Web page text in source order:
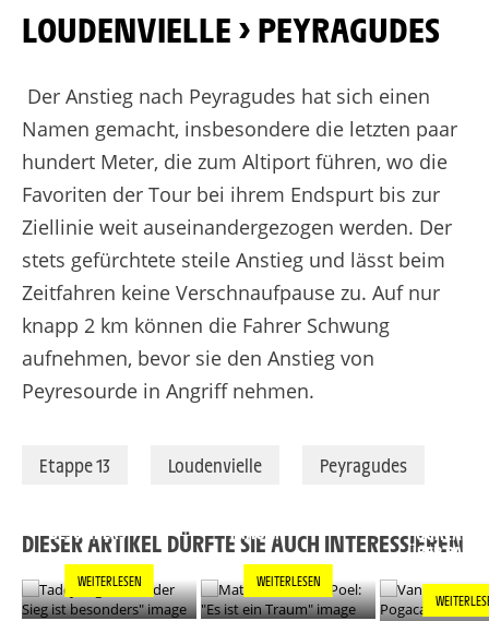
LOUDENVIELLE > PEYRAGUDES
Der Anstieg nach Peyragudes hat sich einen
Namen gemacht, insbesondere die letzten paar
hundert Meter, die zum Altiport führen, wo die
Favoriten der Tour bei ihrem Endspurt bis zur
Ziellinie weit auseinandergezogen werden. Der
stets gefürchtete steile Anstieg und lässt beim
Zeitfahren keine Verschnaufpause zu. Auf nur
knapp 2 km können die Fahrer Schwung
aufnehmen, bevor sie den Anstieg von
Peyresourde in Angriff nehmen.
Etappe 13 Loudenvielle Peyragudes
DIESER ARTIKEL DÜRFTE SIE AUCH INTERESSIEREN
BESONDERS"
WEITERLESEN
TRAUM"
WEITERLESEN
POGACAR
ÜBER PARIS